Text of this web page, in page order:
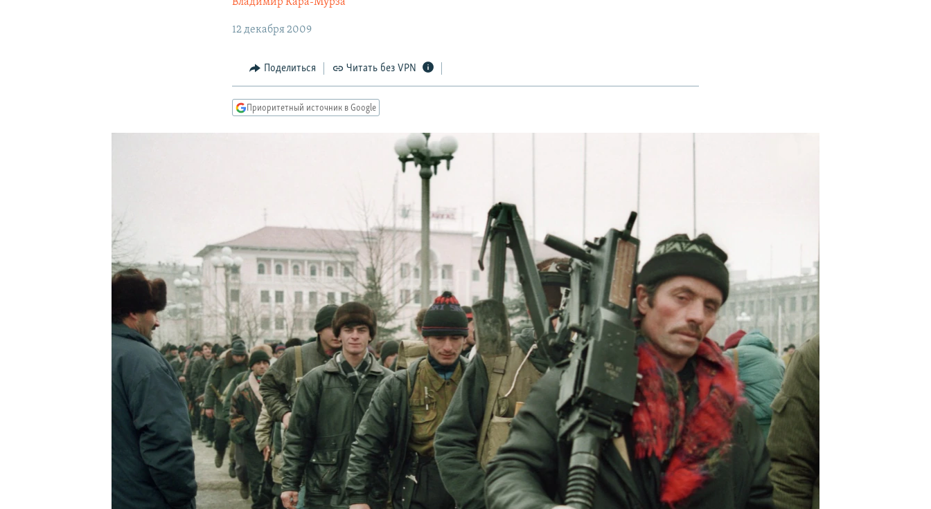
12 декабря 2009
Поделиться Читать без VPN
Приоритетный источник в Google